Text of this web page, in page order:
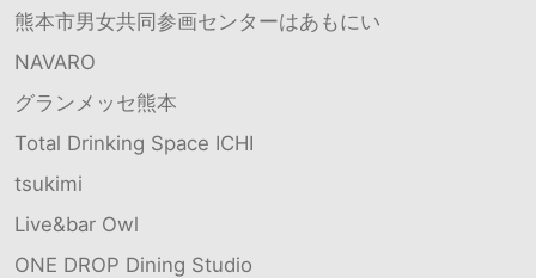
熊本市男女共同参画センターはあもにい
NAVARO
グランメッセ熊本
Total Drinking Space ICHI
tsukimi
Live&bar Owl
ONE DROP Dining Studio